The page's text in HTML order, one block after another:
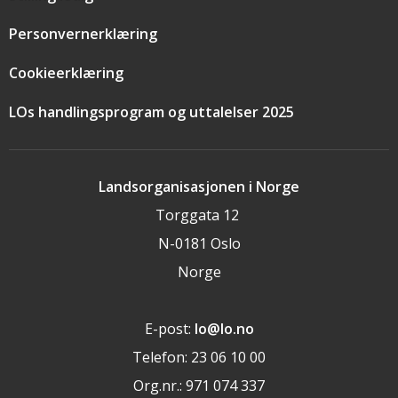
Landsorganisasjonen i Norge
Torggata 12
N-0181 Oslo
Norge
E-post: lo@lo.no
Telefon: 23 06 10 00
Org.nr.: 971 074 337
Personvernerklæring
Cookieerklæring
LOs handlingsprogram og uttalelser 2025